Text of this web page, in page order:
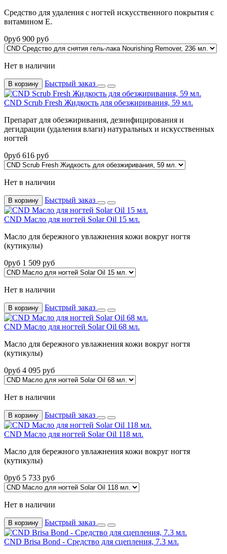
Средство для удаления с ногтей искусственного покрытия с
витамином E.
0руб 900 руб
Нет в наличии
В корзину Быстрый заказ
CND Scrub Fresh Жидкость для обезжиривания, 59 мл.
Препарат для обезжиривания, дезинфицирования и
дегидрации (удаления влаги) натуральных и искусственных
ногтей
0руб 616 руб
Нет в наличии
В корзину Быстрый заказ
CND Масло для ногтей Solar Oil 15 мл.
Масло для бережного увлажнения кожи вокруг ногтя
(кутикулы)
0руб 1 509 руб
Нет в наличии
В корзину Быстрый заказ
CND Масло для ногтей Solar Oil 68 мл.
Масло для бережного увлажнения кожи вокруг ногтя
(кутикулы)
0руб 4 095 руб
Нет в наличии
В корзину Быстрый заказ
CND Масло для ногтей Solar Oil 118 мл.
Масло для бережного увлажнения кожи вокруг ногтя
(кутикулы)
0руб 5 733 руб
Нет в наличии
В корзину Быстрый заказ
CND Brisa Bond - Средствo для сцепления, 7.3 мл.